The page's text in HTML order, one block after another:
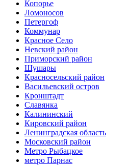
Копорье
Ломоносов
Петергоф
Коммунар
Красное Село
Невский район
Приморский район
Шушары
Красносельский район
Васильевский остров
Кронштадт
Славянка
Калининский
Кировский район
Ленинградская область
Московский район
Метро Рыбацкое
метро Парнас